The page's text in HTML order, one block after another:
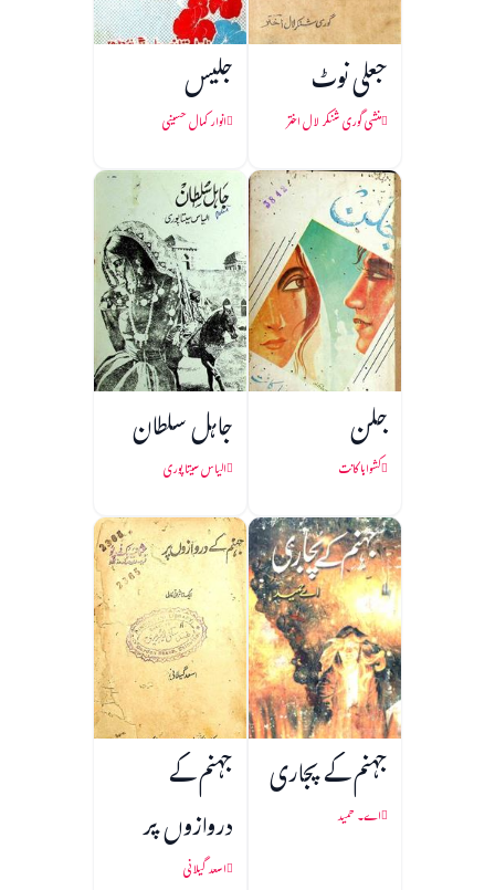
جعلی نوٹ
منشی گوری شنکر لال اختر
جلیس
انوار کمال حسینی
جلن
کشواہا کانت
جاہل سلطان
الیاس سیتا پوری
جہنم کے پجاری
اے۔ حمید
جہنم کے
دروازوں پر
اسعد گیلانی